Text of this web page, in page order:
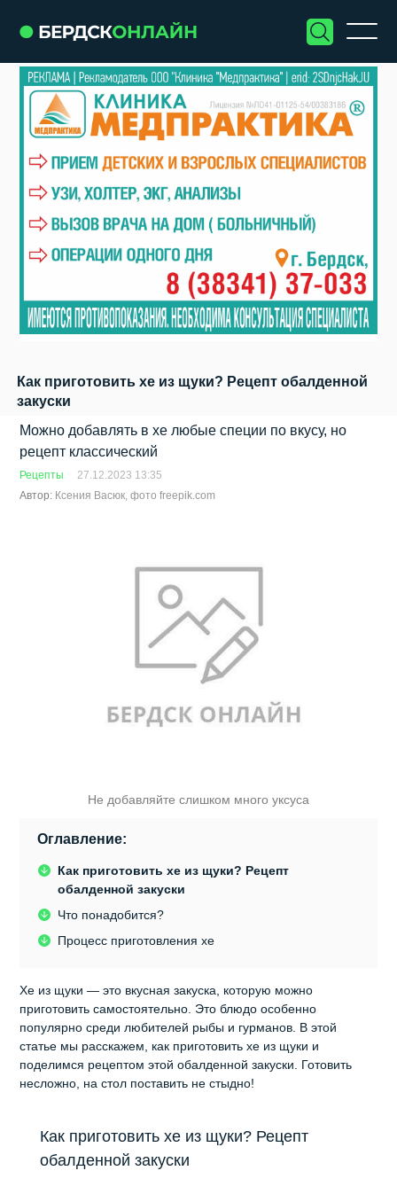
Как приготовить хе из щуки? Рецепт обалденной
закуски
Можно добавлять в хе любые специи по вкусу, но
рецепт классический
Рецепты
27.12.2023 13:35
Автор: Ксения Васюк, фото freepik.com
Не добавляйте слишком много уксуса
Оглавление:
Как приготовить хе из щуки? Рецепт
обалденной закуски
Что понадобится?
Процесс приготовления хе
Хе из щуки — это вкусная закуска, которую можно
приготовить самостоятельно. Это блюдо особенно
популярно среди любителей рыбы и гурманов. В этой
статье мы расскажем, как приготовить хе из щуки и
поделимся рецептом этой обалденной закуски. Готовить
несложно, на стол поставить не стыдно!
Как приготовить хе из щуки? Рецепт
обалденной закуски